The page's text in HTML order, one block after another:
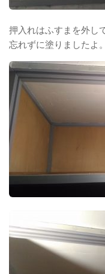
押入れはふすまを外し
忘れずに塗りましたよ。